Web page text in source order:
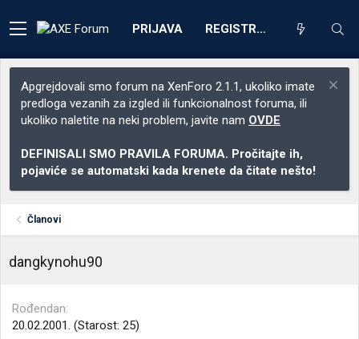
PRIJAVA REGISTRACIJA
Apgrejdovali smo forum na XenForo 2.1.1, ukoliko imate
predloga vezanih za izgled ili funkcionalnost foruma, ili
ukoliko naletite na neki problem, javite nam OVDE
DEFINISALI SMO PRAVILA FORUMA. Pročitajte ih,
pojaviće se automatski kada krenete da čitate nešto!
Članovi
dangkynohu90
Rođendan
20.02.2001. (Starost: 25)